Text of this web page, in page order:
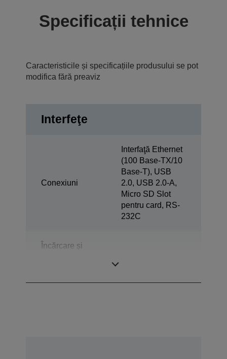
Specificații tehnice
Caracteristicile și specificațiile produsului se pot
modifica fără preaviz
Interfeţe
Conexiuni
Interfaţă Ethernet
(100 Base-TX/10
Base-T), USB
2.0, USB 2.0-A,
Micro SD Slot
pentru card, RS-
232C
Încărcare și